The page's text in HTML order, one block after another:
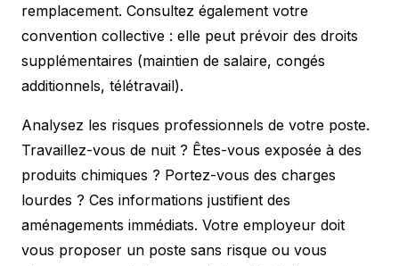
remplacement. Consultez également votre
convention collective : elle peut prévoir des droits
supplémentaires (maintien de salaire, congés
additionnels, télétravail).
Analysez les risques professionnels de votre poste.
Travaillez-vous de nuit ? Êtes-vous exposée à des
produits chimiques ? Portez-vous des charges
lourdes ? Ces informations justifient des
aménagements immédiats. Votre employeur doit
vous proposer un poste sans risque ou vous